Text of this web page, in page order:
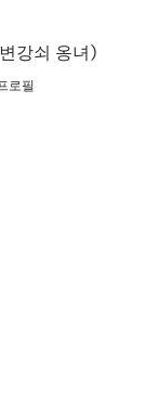
강쇠 옹녀)
로필